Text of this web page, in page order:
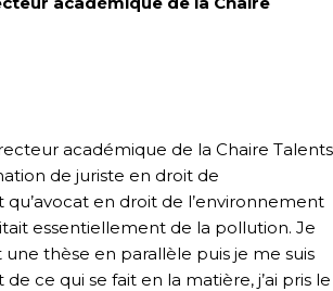
académique de la Chaire Talents
de juriste en droit de
en droit de l’environnement
essentiellement de la pollution. Je
une thèse en parallèle puis je me suis
ce qui se fait en la matière, j’ai pris le